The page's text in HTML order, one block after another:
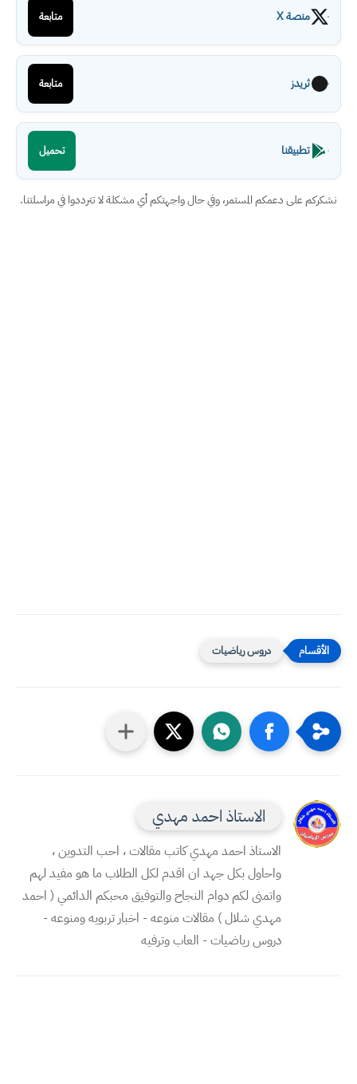
دعمكم المستمر، وفي حال واجهتكم أي مشكلة لا تترددوا في مراسلتنا.
دروس رياضيات
الاستاذ احمد مهدي
الاستاذ احمد مهدي كاتب مقالات ، احب التدوين ،
واحاول بكل جهد ان اقدم لكل الطلاب ما هو مفيد لهم
واتمنى لكم دوام النجاح والتوفيق محبكم الدائمي ( احمد
مهدي شلال ) مقالات منوعه - اخبار تربويه ومنوعه -
دروس رياضيات - العاب وترفيه